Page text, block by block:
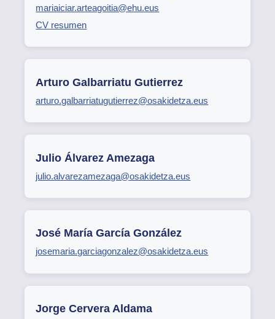
mariaiciar.arteagoitia@ehu.eus
CV resumen
Arturo Galbarriatu Gutierrez
arturo.galbarriatugutierrez@osakidetza.eus
Julio Álvarez Amezaga
julio.alvarezamezaga@osakidetza.eus
José María García González
josemaria.garciagonzalez@osakidetza.eus
Jorge Cervera Aldama